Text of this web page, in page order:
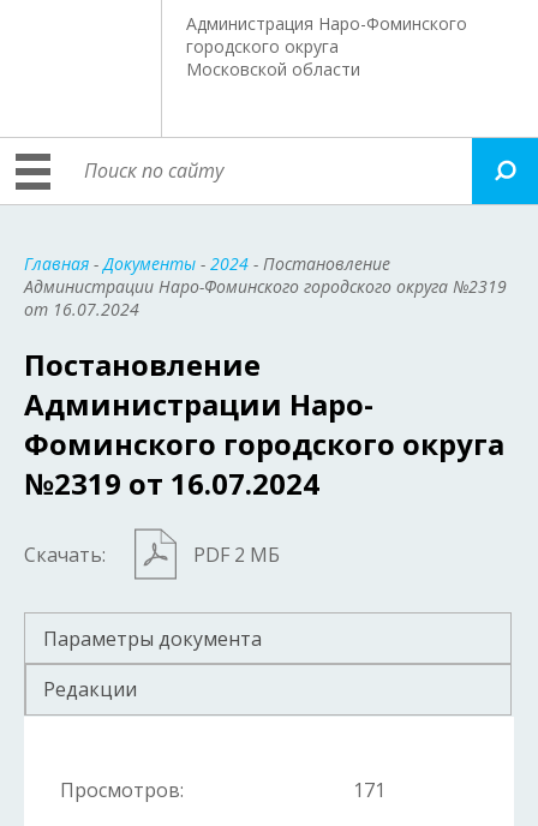
Администрация Наро-Фоминского
городского округа
Московской области
Главная -Документы - 2024 - Постановление
Администрации Наро-Фоминского городского округа №2319
от 16.07.2024
Постановление
Администрации Наро-
Фоминского городского округа
№2319 от 16.07.2024
Скачать: PDF 2 МБ
Параметры документа
Редакции
Просмотров:
171